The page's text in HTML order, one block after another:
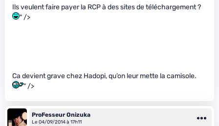
Ils veulent faire payer la RCP à des sites de téléchargement ?
" />
Ca devient grave chez Hadopi, qu’on leur mette la camisole.
" />
ProFesseur Onizuka
Le 04/09/2014 à 17h11